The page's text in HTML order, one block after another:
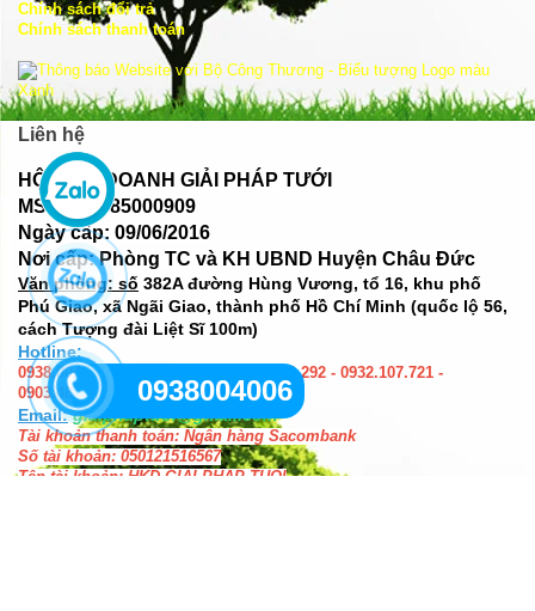
Chính sách đổi trả
Chính sách thanh toán
Liên hệ
HỘ KINH DOANH GIẢI PHÁP TƯỚI
MST: 077085000909
Ngày cấp: 09/06/2016
Nơi cấp: Phòng TC và KH UBND Huyện Châu Đức
Văn phòng: số 382A đường Hùng Vương, tổ 16, khu phố
Phú Giao, xã Ngãi Giao, thành phố Hồ Chí Minh (quốc lộ 56,
cách Tượng đài Liệt Sĩ 100m)
Hotline:
0938.004.006 - 0942.551.558 - 0908.029.292 - 0932.107.721 -
0903.484.744 - 0933.457.458
Email: giaiphaptuoi@gmail.com
Tài khoản thanh toán: Ngân hàng Sacombank
Số tài khoản: 050121516567
Tên tài khoản: HKD GIAI PHAP TUOI
0938004006